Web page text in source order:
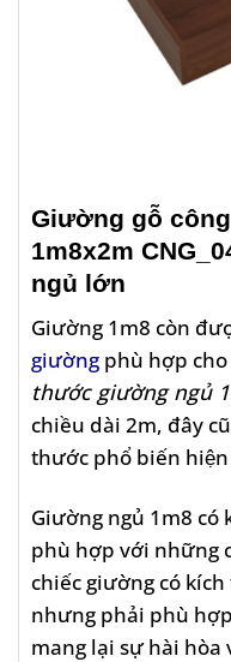
Giường gỗ
1m8x2m
ngủ lớn
Giường 1m8 còn
giường phù hợp
thước giường ngủ
chiều dài 2m, đây
thước phổ biến
Giường ngủ 1m8 có
phù hợp với những
chiếc giường có
nhưng phải phù
mang lại sự hài